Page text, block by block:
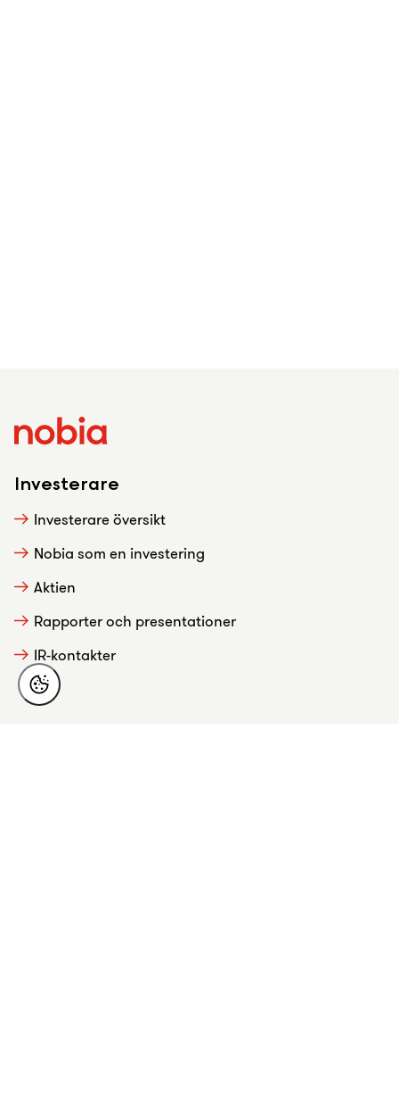
Investerare
Investerare översikt
Nobia som en investering
Aktien
Rapporter och presentationer
IR-kontakter